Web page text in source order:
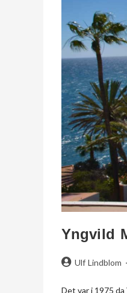
Yngvild
Ulf Lindblom
Det var i 1975